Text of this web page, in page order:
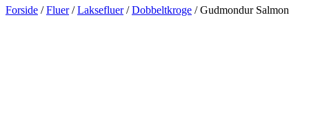
Forside /Fluer/Laksefluer/Dobbeltkroge / Gudmondur Salmon